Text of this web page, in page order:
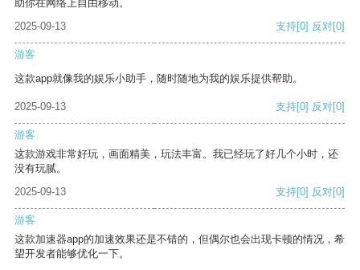
助你在网络上自由移动。
2025-09-13
支持[0] 反对[0]
游客
这款app就像我的娱乐小助手，随时随地为我的娱乐提供帮助。
2025-09-13 支持[0] 反对[0]
游客
这款游戏非常好玩，画面精美，玩法丰富。我已经玩了好几个小时，还
没有玩腻。
2025-09-13
支持[0] 反对[0]
游客
这款加速器app的加速效果还是不错的，但偶尔也会出现卡顿的情况，希
望开发者能够优化一下。